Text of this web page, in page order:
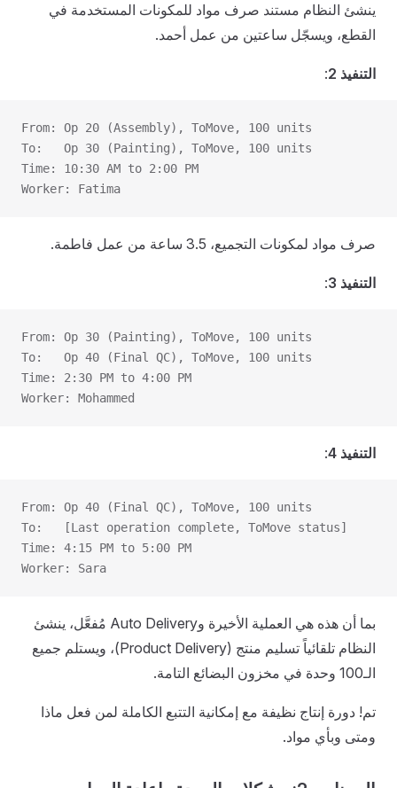
ينشئ النظام مستند صرف مواد للمكونات المستخدمة في
القطع، ويسجّل ساعتين من عمل أحمد.
التنفيذ 2 :
From: Op 20 (Assembly), ToMove, 100 units
To:   Op 30 (Painting), ToMove, 100 units
Time: 10:30 AM to 2:00 PM
Worker: Fatima
صرف مواد لمكونات التجميع، 3.5 ساعة من عمل فاطمة.
التنفيذ 3 :
From: Op 30 (Painting), ToMove, 100 units
To:   Op 40 (Final QC), ToMove, 100 units
Time: 2:30 PM to 4:00 PM
Worker: Mohammed
التنفيذ 4 :
From: Op 40 (Final QC), ToMove, 100 units
To:   [Last operation complete, ToMove status]
Time: 4:15 PM to 5:00 PM
Worker: Sara
بما أن هذه هي العملية الأخيرة وAuto Delivery مُفعَّل، ينشئ
النظام تلقائياً تسليم منتج (Product Delivery)، ويستلم جميع
الـ100 وحدة في مخزون البضائع التامة.
تم! دورة إنتاج نظيفة مع إمكانية التتبع الكاملة لمن فعل ماذا
ومتى وبأي مواد.